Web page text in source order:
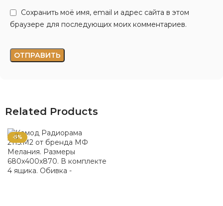
Сохранить моё имя, email и адрес сайта в этом
браузере для последующих моих комментариев.
Related Products
-5%